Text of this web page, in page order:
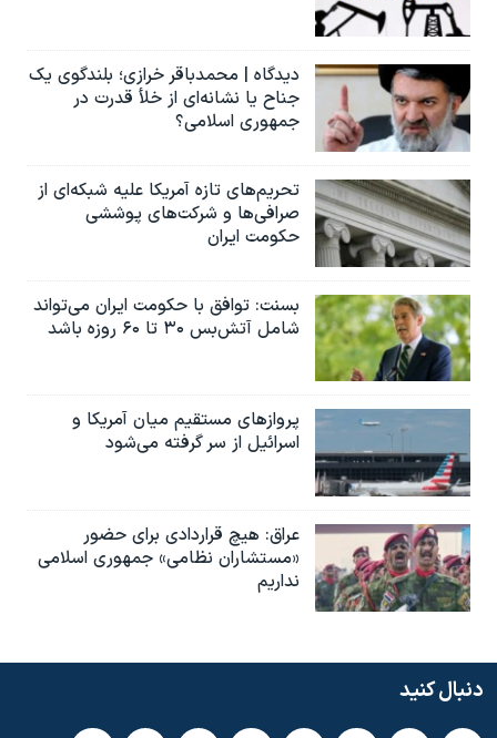
دیدگاه | محمدباقر خرازی؛ بلندگوی یک
جناح یا نشانه‌ای از خلأ قدرت در
جمهوری اسلامی؟
تحریم‌های تازه آمریکا علیه شبکه‌ای از
صرافی‌ها و شرکت‌های پوششی
حکومت ایران
بسنت: توافق با حکومت ایران می‌تواند
شامل آتش‌بس ۳۰ تا ۶۰ روزه باشد
پروازهای مستقیم میان آمریکا و
اسرائیل از سر گرفته می‌شود
عراق: هیچ قراردادی برای حضور
«مستشاران نظامی» جمهوری اسلامی
نداریم
دنبال کنید